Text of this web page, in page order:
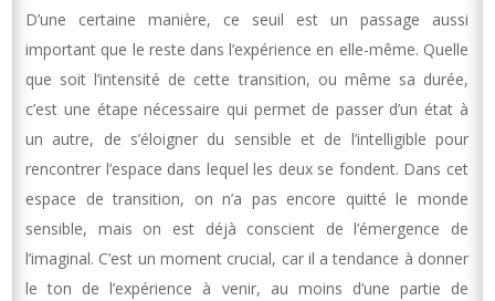
D’une certaine manière, ce seuil est un passage aussi
important que le reste dans l’expérience en elle-même. Quelle
que soit l’intensité de cette transition, ou même sa durée,
c’est une étape nécessaire qui permet de passer d’un état à
un autre, de s’éloigner du sensible et de l’intelligible pour
rencontrer l’espace dans lequel les deux se fondent. Dans cet
espace de transition, on n’a pas encore quitté le monde
sensible, mais on est déjà conscient de l’émergence de
l’imaginal. C’est un moment crucial, car il a tendance à donner
le ton de l’expérience à venir, au moins d’une partie de